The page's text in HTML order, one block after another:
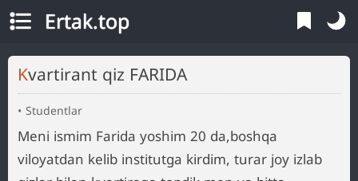
Ertak.top
Kvartirant qiz FARIDA
Studentlar
Meni ismim Farida yoshim 20 da,boshqa
viloyatdan kelib institutga kirdim, turar joy izlab